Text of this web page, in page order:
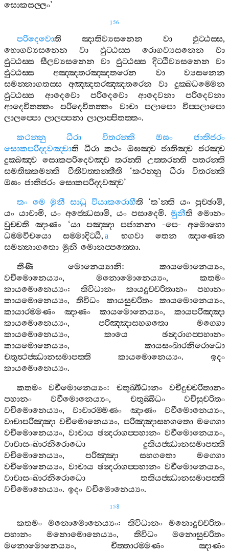
සොකසල‍්ලං’
156
පරිදෙවොති ඤාතිව්‍යසනෙන වා ඵුට‍්ඨස‍්ස,
භොගව්‍යසනෙන
වා ඵුට‍්ඨස‍්ස රොගව්‍යසනෙන
වා
ඵුට‍්ඨස‍්ස
සීලව්‍යසනෙන වා ඵුට‍්ඨස‍්ස දිට‍්ඨිව්‍යසනෙන
වා
ඵුට‍්ඨස‍්ස
අඤ‍්ඤතරඤ‍්ඤතරෙන වා
ව්‍යසනෙන
සමන‍්නාගතස‍්ස
අඤ‍්ඤතරඤ‍්ඤතරෙන වා
දුක‍්ඛධම‍්මෙන
ඵුට‍්ඨස‍්ස
ආදෙවො පරිදෙවො ආදෙවනා
පරිදෙවනා
ආදෙවිතත‍්තං
පරිදෙවිතත‍්තං වාචා පලාපො
විප‍්පලාපො
ලාලප‍්පො ලාලප‍්පනා ලාලාප‍්පිතත‍්තං.
කථන‍්නු
ධීරා විතරන‍්ති ඔඝං
ජාතිජරං
සොකපරිද‍්දවඤ‍්චාති ධීරා කථං ඔඝඤ‍්ච ජාතිඤ‍්ච ජරඤ‍්ච
දුක‍්ඛඤ‍්ච සොකපරිදෙවඤ‍්ච තරන‍්ති උත‍්තරන‍්ති
පතරන‍්ති
සමතික‍්කමන‍්ති
වීතිවත‍්තන‍්තීති ‘කථන‍්නු ධීරා
විතරන‍්ති
ඔඝං ජාතිජරං සොකපරිද‍්දවඤ‍්ච’
තං මෙ මුනී සාධු වියාකරොහීති ‘ත’න‍්ති යං පුච‍්ඡාමි,
යං යාචාමි,යං අජ‍්ඣෙසාමි, යං පසාදෙමි.මුනීති මොනං
වුච‍්චති
ඤාණං ‘යා පඤ‍්ඤා පජානනා -පෙ-අමොහො
ධම‍්මවිචයො
සම‍්මාදිට‍්ඨි, a භගවා තෙන
ඤාණෙන
සමන‍්නාගතො මුනි මොනප‍්පත‍්තො.
තීණි
මොනෙය්‍යානි: කායමොනෙය්‍යං,
වචීමොනෙය්‍යං, මනොමොනෙය්‍යං, කතමං
කායමොනෙය්‍යං:තිවිධානං කායදුච‍්චරිතානං
පහානං
කායමොනෙය්‍යං,තිවිධං කායසුචරිතං කායමොනෙය්‍යං,
කායාරම‍්මණං
ඤාණං කායමොනෙය්‍යං, කායපරිඤ‍්ඤා
කායමොනෙය්‍යං, පරිඤ‍්ඤාසහගතො
මග‍්ගො
කායමොනෙය්‍යං, කායෙ
ඡන්‍දරාගප‍්පහානං
කායමොනෙය්‍යං, කායසංඛාරනිරොධො
චතුත්‍ථජ‍්ඣානසමාපත‍්ති
කායමොනෙය්‍යං. ඉදං
කායමොනෙය්‍යං.
කතමං
වචීමොනෙය්‍යං: චතුබ‍්බිධානං
වචීදුච‍්චරිතානං
පහානං
වචීමොනෙය්‍යං, චතුබ‍්බිධං
වචීසුචරිතං
වචීමොනෙය්‍යං,වාචාරම‍්මණං ඤාණං වචීමොනෙය්‍යං,
වාචාපරිඤ‍්ඤා වචීමොනෙය්‍යං, පරිඤ‍්ඤාසහගතො මග‍්ගො
වචීමොනෙය්‍යං, වාචාය ඡන්‍දරාගප‍්පහානං වචීමොනෙය්‍යං,
වාචාසංඛාරනිරොධො
දුතියජ‍්ඣානසමාපත‍්ති
වචීමොනෙය්‍යං, පරිඤ‍්ඤා සහගතො
මග‍්ගො
වචීමොනෙය්‍යං, වාචාය ඡන්‍දරාගප‍්පහානං වචීමොනෙය්‍යං,
වාචාසංඛාරනිරොධො
තතියජ‍්ඣානසමාපත‍්ති
වචීමොනෙය්‍යං. ඉදං වචීමොනෙය්‍යං.
158
කතමං මනොමොනෙය්‍යං: තිවිධානං
මනොදුච‍්චරිතං
පහානං
මනොමොනෙය්‍යං, තිවිධං
මනොසුචරිතං
මනොමොනෙය්‍යං, චිත‍්තාරම‍්මණං
ඤාණං